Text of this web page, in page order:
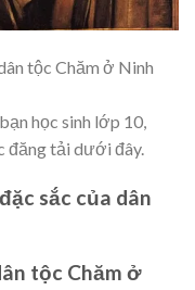
tộc Chăm ở Ninh
học sinh lớp 10,
đăng tải dưới đây.
sắc của dân
tộc Chăm ở